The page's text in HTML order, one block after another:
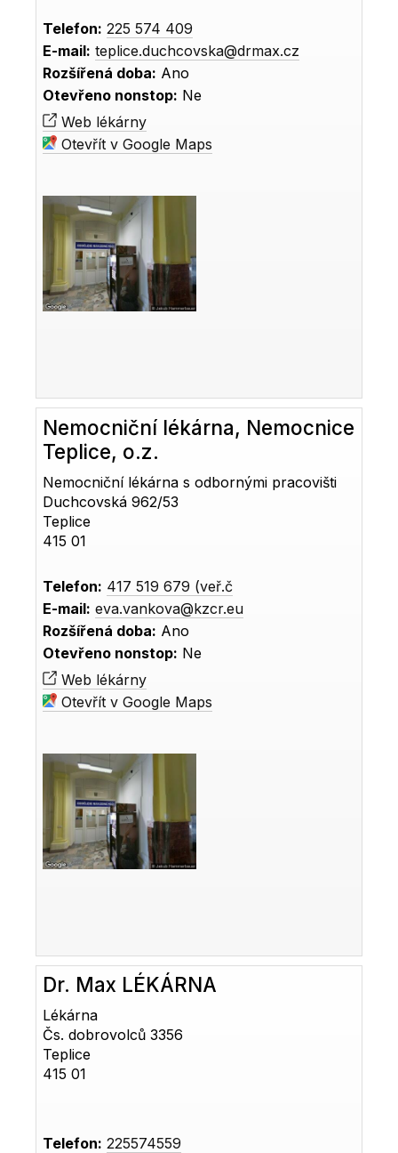
Telefon: 225 574 409
E-mail: teplice.duchcovska@drmax.cz
Rozšířená doba: Ano
Otevřeno nonstop: Ne
Web lékárny
Otevřít v Google Maps
Nemocniční lékárna, Nemocnice
Teplice, o.z.
Nemocniční lékárna s odbornými pracovišti
Duchcovská 962/53
Teplice
415 01
Telefon: 417 519 679 (veř.č
E-mail: eva.vankova@kzcr.eu
Rozšířená doba: Ano
Otevřeno nonstop: Ne
Web lékárny
Otevřít v Google Maps
Dr. Max LÉKÁRNA
Lékárna
Čs. dobrovolců 3356
Teplice
415 01
Telefon: 225574559